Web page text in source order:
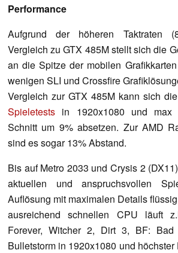
Performance
Aufgrund der höheren Taktraten
Vergleich zu GTX 485M stellt sich die
an die Spitze der mobilen
wenigen SLI und Crossfire
Vergleich zur GTX 485M kann sich
Spieletests in 1920x1080 und max
Schnitt um 9% absetzen. Zur AMD
sind es sogar 13% Abstand.
Bis auf Metro 2033 und Crysis 2
aktuellen und anspruchsvollen
Auflösung mit maximalen Details
ausreichend schnellen CPU läuft
Forever, Witcher 2, Dirt 3, BF:
Bulletstorm in 1920x1080 und